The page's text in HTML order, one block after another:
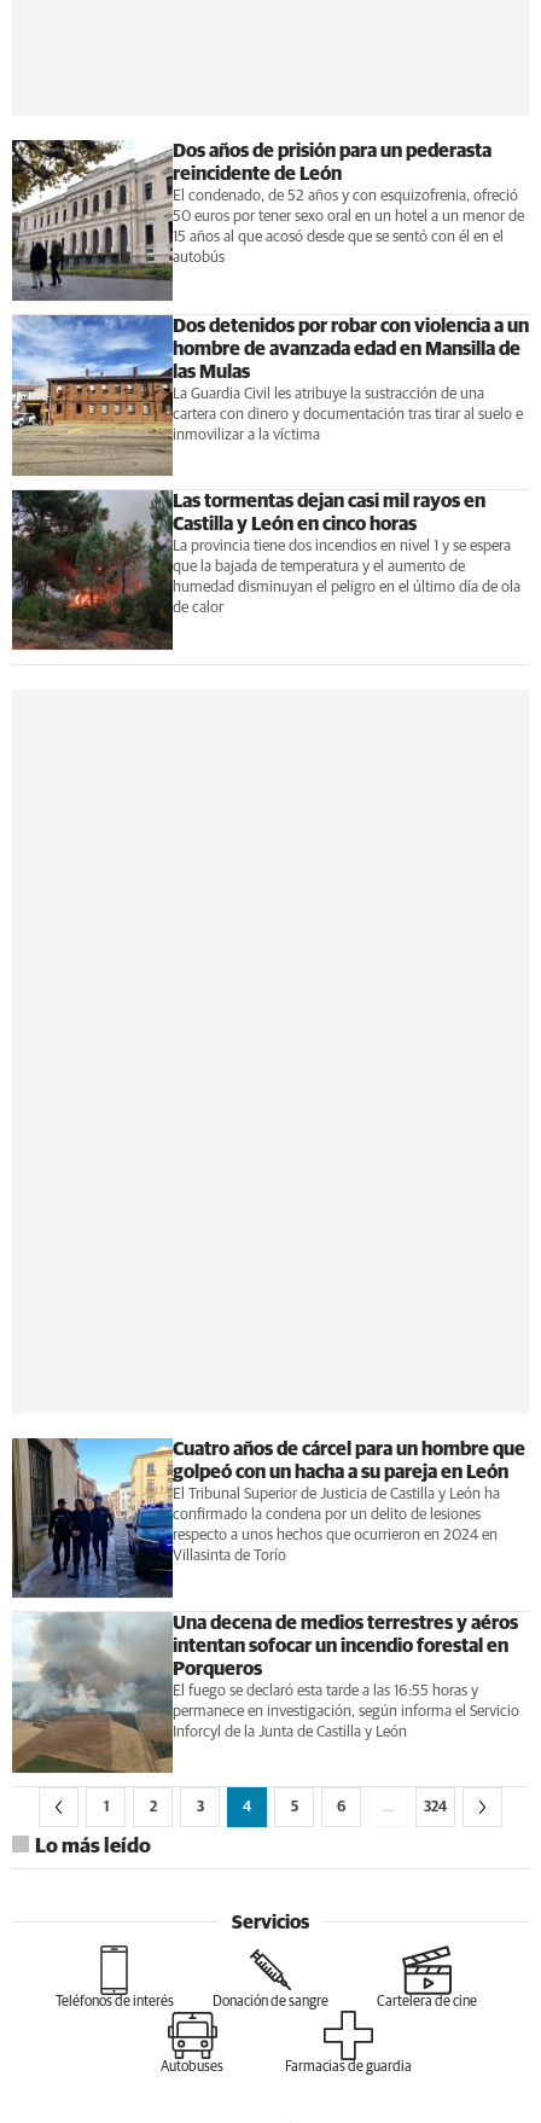
Dos años de prisión para un pederasta
reincidente de León
El condenado, de 52 años y con esquizofrenia, ofreció
50 euros por tener sexo oral en un hotel a un menor de
15 años al que acosó desde que se sentó con él en el
autobús
Dos detenidos por robar con violencia a un
hombre de avanzada edad en Mansilla de
las Mulas
La Guardia Civil les atribuye la sustracción de una
cartera con dinero y documentación tras tirar al suelo e
inmovilizar a la víctima
Las tormentas dejan casi mil rayos en
Castilla y León en cinco horas
La provincia tiene dos incendios en nivel 1 y se espera
que la bajada de temperatura y el aumento de
humedad disminuyan el peligro en el último día de ola
de calor
Cuatro años de cárcel para un hombre que
golpeó con un hacha a su pareja en León
El Tribunal Superior de Justicia de Castilla y León ha
confirmado la condena por un delito de lesiones
respecto a unos hechos que ocurrieron en 2024 en
Villasinta de Torío
Una decena de medios terrestres y aéros
intentan sofocar un incendio forestal en
Porqueros
El fuego se declaró esta tarde a las 16:55 horas y
permanece en investigación, según informa el Servicio
Inforcyl de la Junta de Castilla y León
1 2 3 4 5 6 … 324
Lo más leído
Servicios
Teléfonos de interés Donación de sangre Cartelera de cine
Autobuses Farmacias de guardia